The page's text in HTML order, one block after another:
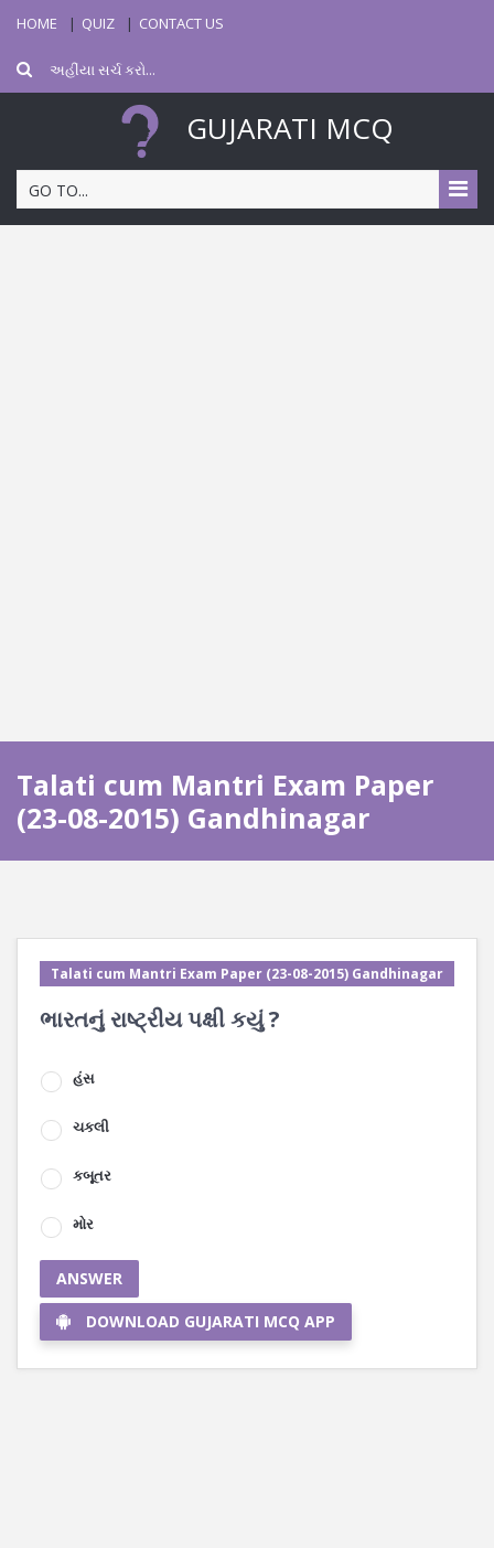
HOME QUIZ CONTACT US
GUJARATI MCQ
GO TO...
Talati cum Mantri Exam Paper
(23-08-2015) Gandhinagar
Talati cum Mantri Exam Paper (23-08-2015) Gandhinagar
ભારતનું રાષ્ટ્રીય પક્ષી કયું ?
હંસ
ચકલી
કબૂતર
મોર
ANSWER
DOWNLOAD GUJARATI MCQ APP